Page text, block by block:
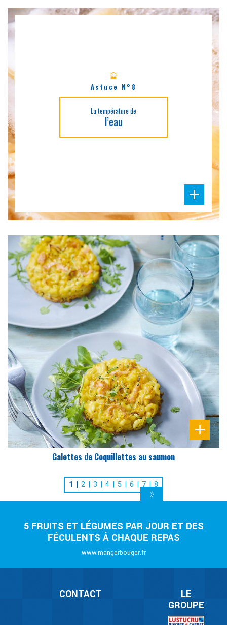
Astuce N°8
La température de
l’eau
DIFFICULTÉ
PRÉPARATION
25 Min
Galettes de Coquillettes au saumon
1 2 3 4 5 6 7 8
5 FRUITS ET LÉGUMES PAR JOUR ET DES
FÉCULENTS À CHAQUE REPAS
www.mangerbouger.fr
CONTACT
LE
GROUPE